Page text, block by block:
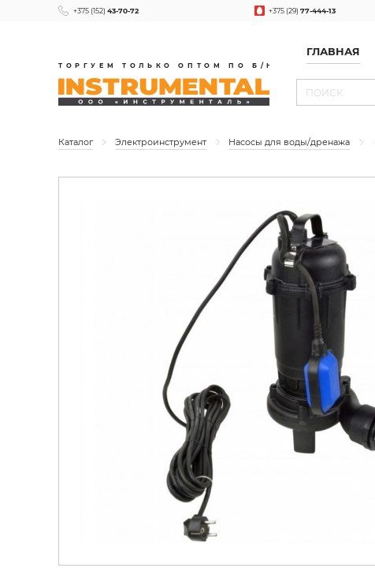
+375 (152) 43-70-72 +375 (29)77-444-13
ТОРГУЕМ ТОЛЬКО ОПТОМ ПО Б/Н
ГЛАВНАЯ
Каталог Электроинструмент Насосы для воды/дренажа